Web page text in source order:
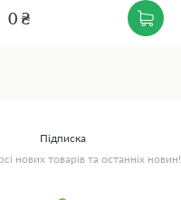
0 ₴
Підписка
нових товарів та останніх новин!